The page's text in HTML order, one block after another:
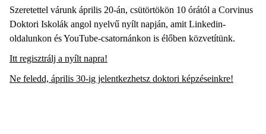
Szeretettel várunk április 20-án, csütörtökön 10 órától a Corvinus
Doktori Iskolák angol nyelvű nyílt napján, amit Linkedin-
oldalunkon és YouTube-csatornánkon is élőben közvetítünk.
Itt regisztrálj a nyílt napra!
Ne feledd, április 30-ig jelentkezhetsz doktori képzéseinkre!